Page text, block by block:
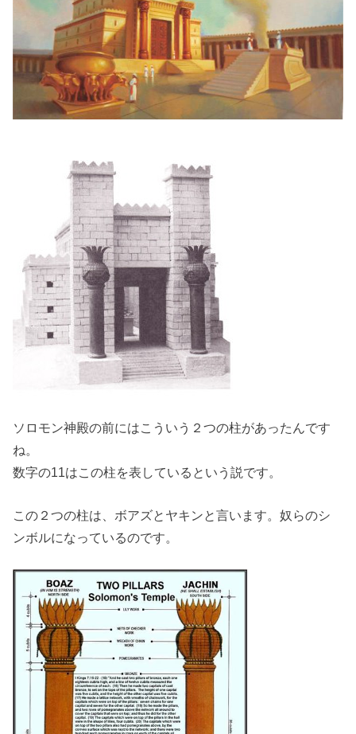
ソロモン神殿の前にはこういう２つの柱があったんです
ね。
数字の11はこの柱を表しているという説です。
この２つの柱は、ボアズとヤキンと言います。奴らのシ
ンボルになっているのです。